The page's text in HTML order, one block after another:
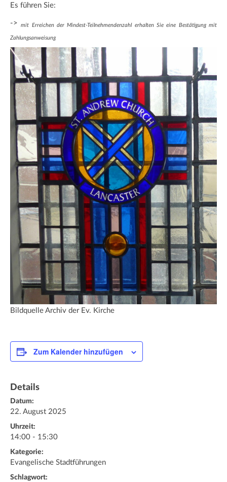
Es führen Sie:
->mit Erreichen der Mindest-Teilnehmendenzahl erhalten Sie eine Bestätigung mit
Zahlungsanweisung
Bildquelle Archiv der Ev. Kirche
Zum Kalender hinzufügen
Details
Datum:
22. August 2025
Uhrzeit:
14:00 - 15:30
Kategorie:
Evangelische Stadtführungen
Schlagwort: